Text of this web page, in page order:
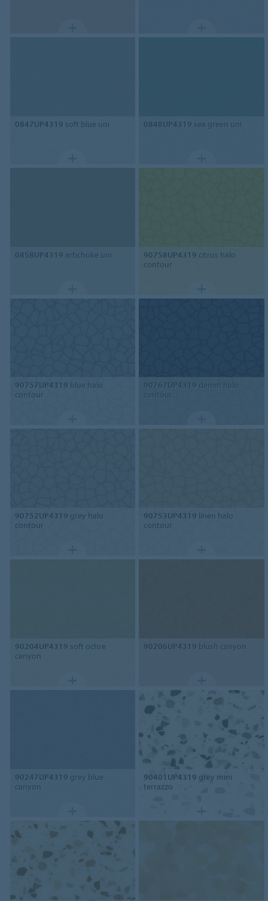
0847UP4319 soft blue uni 0848UP4319 sea green uni
0858UP4319 artichoke uni 90758UP4319 citrus halo
contour
90757UP4319 blue halo
contour
90767UP4319 denim halo
contour
90752UP4319 grey halo
contour
90753UP4319 linen halo
contour
90204UP4319 soft ochre
canyon
90206UP4319 blush canyon
90247UP4319 grey blue
canyon
90401UP4319 grey mini
terrazzo